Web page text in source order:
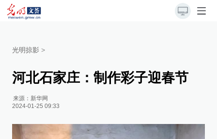
光明掠影 >
河北石家庄：制作彩子迎春节
来源： 新华网
2024-01-25 09:33